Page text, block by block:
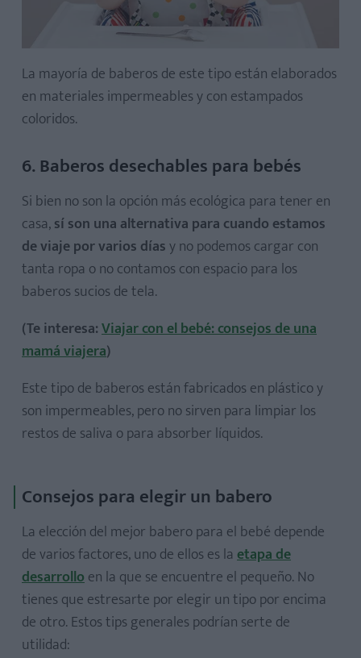
La mayoría de baberos de este tipo están elaborados
en materiales impermeables y con estampados
coloridos.
6. Baberos desechables para bebés
Si bien no son la opción más ecológica para tener en
casa,sí son una alternativa para cuando estamos
de viaje por varios díasy no podemos cargar con
tanta ropa o no contamos con espacio para los
baberos sucios de tela.
(Te interesa:Viajar con el bebé: consejos de una
mamá viajera)
Este tipo de baberos están fabricados en plástico y
son impermeables, pero no sirven para limpiar los
restos de saliva o para absorber líquidos.
Consejos para elegir un babero
La elección del mejor babero para el bebé depende
de varios factores, uno de ellos es la etapa de
desarrolloen la que se encuentre el pequeño. No
tienes que estresarte por elegir un tipo por encima
de otro. Estos tips generales podrían serte de
utilidad: